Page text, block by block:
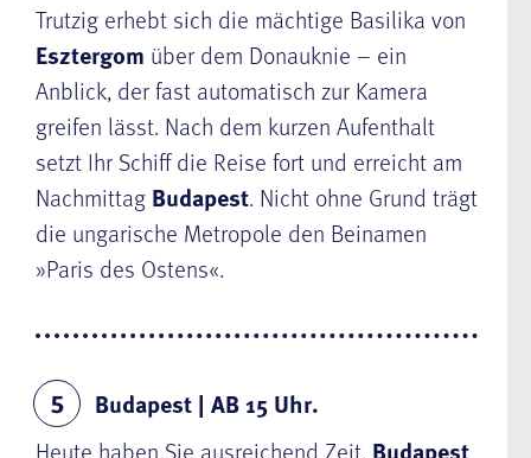
Trutzig erhebt sich die mächtige Basilika von
Esztergom über dem Donauknie – ein
Anblick, der fast automatisch zur Kamera
greifen lässt. Nach dem kurzen Aufenthalt
setzt Ihr Schiff die Reise fort und erreicht am
Nachmittag Budapest. Nicht ohne Grund trägt
die ungarische Metropole den Beinamen
»Paris des Ostens«.
5
Budapest | AB 15 Uhr.